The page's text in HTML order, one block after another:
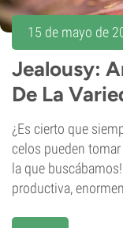
15 de mayo de
Jealousy:
De La
¿Es cierto que
celos pueden tomar
la que
productiva,